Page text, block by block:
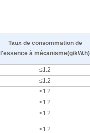
Taux de consommation de
l'essence à mécanisme(g/kW.h)
≤1.2
≤1.2
≤1.2
≤1.2
≤1.2
≤1.2